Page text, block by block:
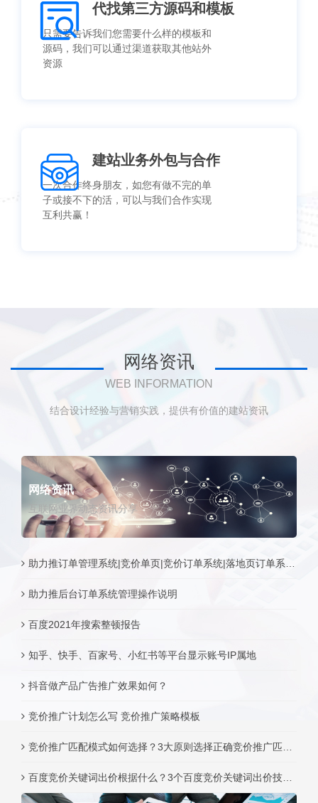
代找第三方源码和模板
只需要告诉我们您需要什么样的模板和
源码，我们可以通过渠道获取其他站外
资源
建站业务外包与合作
一次合作终身朋友，如您有做不完的单
子或接不下的活，可以与我们合作实现
互利共赢！
网络资讯
WEB INFORMATION
结合设计经验与营销实践，提供有价值的建站资讯
网络资讯
互联网业界动态资讯分享
助力推订单管理系统|竞价单页|竞价订单系统|落地页订单系统|订单系统源码
助力推后台订单系统管理操作说明
百度2021年搜索整顿报告
知乎、快手、百家号、小红书等平台显示账号IP属地
抖音做产品广告推广效果如何？
竞价推广计划怎么写 竞价推广策略模板
竞价推广匹配模式如何选择？3大原则选择正确竞价推广匹配模式！
百度竞价关键词出价根据什么？3个百度竞价关键词出价技巧！